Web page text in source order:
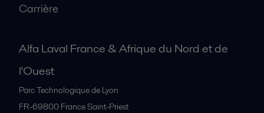
Carrière
Alfa Laval France & Afrique du Nord et de
l'Ouest
Parc Technologique de Lyon
FR-69800 France Saint-Priest